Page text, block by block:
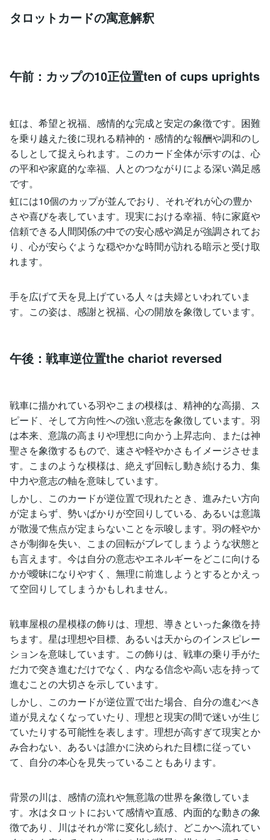
タロットカードの寓意解釈
午前：カップの10正位置ten of cups uprights
虹は、希望と祝福、感情的な完成と安定の象徴です。困難
を乗り越えた後に現れる精神的・感情的な報酬や調和のし
るしとして捉えられます。このカード全体が示すのは、心
の平和や家庭的な幸福、人とのつながりによる深い満足感
です。
虹には10個のカップが並んでおり、それぞれが心の豊か
さや喜びを表しています。現実における幸福、特に家庭や
信頼できる人間関係の中での安心感や満足が強調されてお
り、心が安らぐような穏やかな時間が訪れる暗示と受け取
れます。
手を広げて天を見上げている人々は夫婦といわれていま
す。この姿は、感謝と祝福、心の開放を象徴しています。
午後：戦車逆位置the chariot reversed
戦車に描かれている羽やこまの模様は、精神的な高揚、ス
ピード、そして方向性への強い意志を象徴しています。羽
は本来、意識の高まりや理想に向かう上昇志向、または神
聖さを象徴するもので、速さや軽やかさもイメージさせま
す。こまのような模様は、絶えず回転し動き続ける力、集
中力や意志の軸を意味しています。
しかし、このカードが逆位置で現れたとき、進みたい方向
が定まらず、勢いばかりが空回りしている、あるいは意識
が散漫で焦点が定まらないことを示唆します。羽の軽やか
さが制御を失い、こまの回転がブレてしまうような状態と
も言えます。今は自分の意志やエネルギーをどこに向ける
かが曖昧になりやすく、無理に前進しようとするとかえっ
て空回りしてしまうかもしれません。
戦車屋根の星模様の飾りは、理想、導きといった象徴を持
ちます。星は理想や目標、あるいは天からのインスピレー
ションを意味しています。この飾りは、戦車の乗り手がた
だ力で突き進むだけでなく、内なる信念や高い志を持って
進むことの大切さを示しています。
しかし、このカードが逆位置で出た場合、自分の進むべき
道が見えなくなっていたり、理想と現実の間で迷いが生じ
ていたりする可能性を表します。理想が高すぎて現実とか
み合わない、あるいは誰かに決められた目標に従ってい
て、自分の本心を見失っていることもあります。
背景の川は、感情の流れや無意識の世界を象徴していま
す。水はタロットにおいて感情や直感、内面的な動きの象
徴であり、川はそれが常に変化し続け、どこかへ流れてい